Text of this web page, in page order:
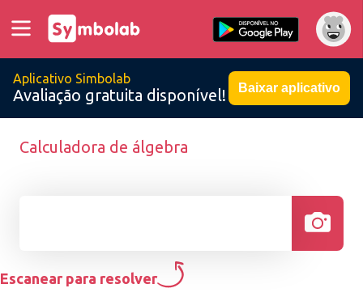
Aplicativo Simbolab
Avaliação gratuita disponível! Baixar aplicativo
Calculadora de álgebra
Escanear para resolver